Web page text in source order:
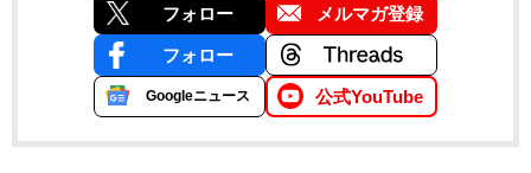
フォロー メルマガ登録
フォロー
Googleニュース 公式YouTube